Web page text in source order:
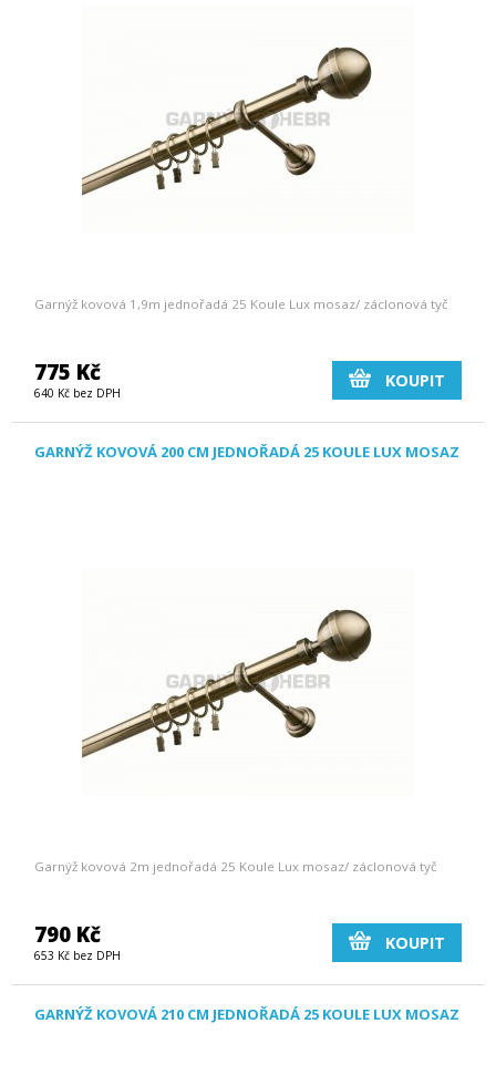
Garnýž kovová 1,9m jednořadá 25 Koule Lux mosaz/ záclonová tyč
775 Kč
640 Kč bez DPH
KOUPIT
GARNÝŽ KOVOVÁ 200 CM JEDNOŘADÁ 25 KOULE LUX MOSAZ
Garnýž kovová 2m jednořadá 25 Koule Lux mosaz/ záclonová tyč
790 Kč
653 Kč bez DPH
KOUPIT
GARNÝŽ KOVOVÁ 210 CM JEDNOŘADÁ 25 KOULE LUX MOSAZ